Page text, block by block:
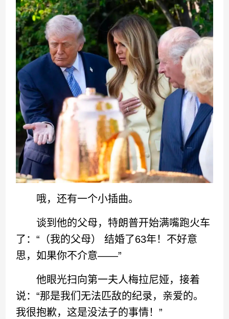
哦，还有一个小插曲。
谈到他的父母，特朗普开始满嘴跑火车
了：“（我的父母） 结婚了63年！不好意
思，如果你不介意——”
他眼光扫向第一夫人梅拉尼娅，接着
说：“那是我们无法匹敌的纪录，亲爱的。
我很抱歉，这是没法子的事情！”